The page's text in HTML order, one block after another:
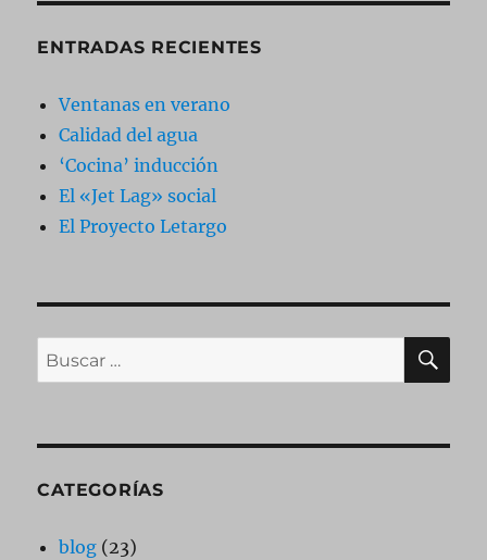
ENTRADAS RECIENTES
Ventanas en verano
Calidad del agua
‘Cocina’ inducción
El «Jet Lag» social
El Proyecto Letargo
Buscar
por:
CATEGORÍAS
blog (23)